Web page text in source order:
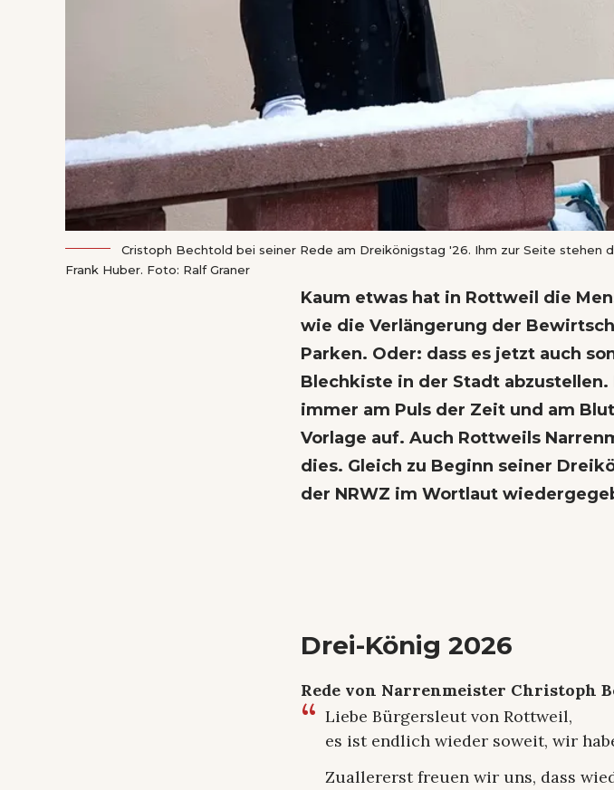
Cristoph Bechtold bei seiner Rede am Dreikönigstag '26. Ihm zur Seite stehen
Frank Huber. Foto: Ralf Graner
Kaum etwas hat in Rottweil die
wie die Verlängerung der
Parken. Oder: dass es jetzt auch
Blechkiste in der Stadt
immer am Puls der Zeit und am
Vorlage auf. Auch Rottweils
dies. Gleich zu Beginn seiner
der NRWZ im Wortlaut
Drei-König 2026
Rede von Narrenmeister Christoph
Liebe Bürgersleut von Rottweil,
es ist endlich wieder soweit, wir
Zuallererst freuen wir uns, dass